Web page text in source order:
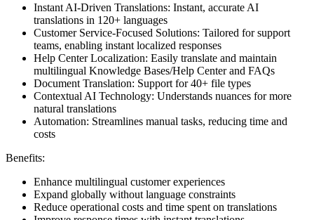
Instant AI-Driven Translations: Instant, accurate AI
translations in 120+ languages
Customer Service-Focused Solutions: Tailored for support
teams, enabling instant localized responses
Help Center Localization: Easily translate and maintain
multilingual Knowledge Bases/Help Center and FAQs
Document Translation: Support for 40+ file types
Contextual AI Technology: Understands nuances for more
natural translations
Automation: Streamlines manual tasks, reducing time and
costs
Benefits:
Enhance multilingual customer experiences
Expand globally without language constraints
Reduce operational costs and time spent on translations